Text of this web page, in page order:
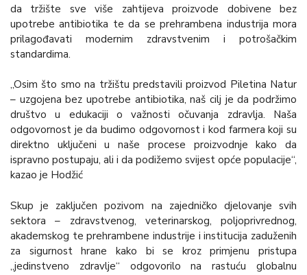
da tržište sve više zahtijeva proizvode dobivene bez
upotrebe antibiotika te da se prehrambena industrija mora
prilagođavati modernim zdravstvenim i potrošačkim
standardima.
„Osim što smo na tržištu predstavili proizvod Piletina Natur
– uzgojena bez upotrebe antibiotika, naš cilj je da podržimo
društvo u edukaciji o važnosti očuvanja zdravlja. Naša
odgovornost je da budimo odgovornost i kod farmera koji su
direktno uključeni u naše procese proizvodnje kako da
ispravno postupaju, ali i da podižemo svijest opće populacije“,
kazao je Hodžić
Skup je zaključen pozivom na zajedničko djelovanje svih
sektora – zdravstvenog, veterinarskog, poljoprivrednog,
akademskog te prehrambene industrije i institucija zaduženih
za sigurnost hrane kako bi se kroz primjenu pristupa
„jedinstveno zdravlje“ odgovorilo na rastuću globalnu